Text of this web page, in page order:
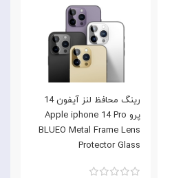
رینگ محافظ لنز آیفون 14
پرو Apple iphone 14 Pro
BLUEO Metal Frame Lens
Protector Glass